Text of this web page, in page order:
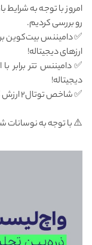
امروز با توجه به شرایط
رو بررسی کردیم.
✅ دامیننس بیت‌کوین
ارزهای دیجیتاله!
✅ دامیننس تتر برابر
دیجیتاله!
✅ شاخص توتال۲ ارزش کلی بازار آلت‌کوین‌ها رو نشون میده.
⚠️ با توجه به نوسانات